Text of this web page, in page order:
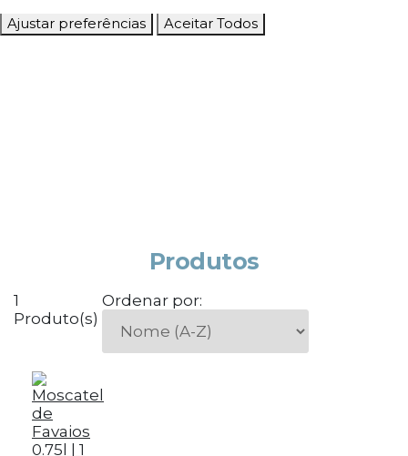
Ajustar preferências Aceitar Todos
Produtos
1
Produto(s)
Ordenar por: